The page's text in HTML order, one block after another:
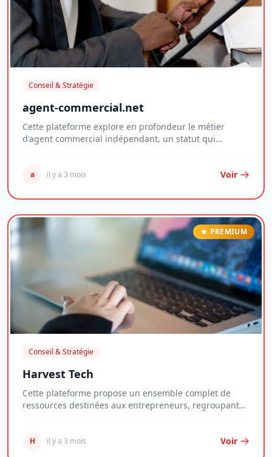
Conseil & Stratégie
agent-commercial.net
Cette plateforme explore en profondeur le métier
d'agent commercial indépendant, un statut qui
a il y a 3 mois Voir
PREMIUM
Conseil & Stratégie
Harvest Tech
Cette plateforme propose un ensemble complet de
ressources destinées aux entrepreneurs, regroupant
H il y a 3 mois Voir